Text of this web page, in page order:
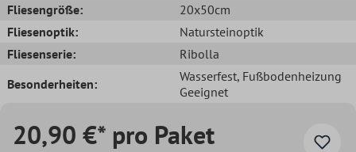
Fliesengröße:
20x50cm
Fliesenoptik:
Natursteinoptik
Fliesenserie:
Ribolla
Besonderheiten:
Wasserfest, Fußbodenheizung
Geeignet
20,90 €* pro Paket